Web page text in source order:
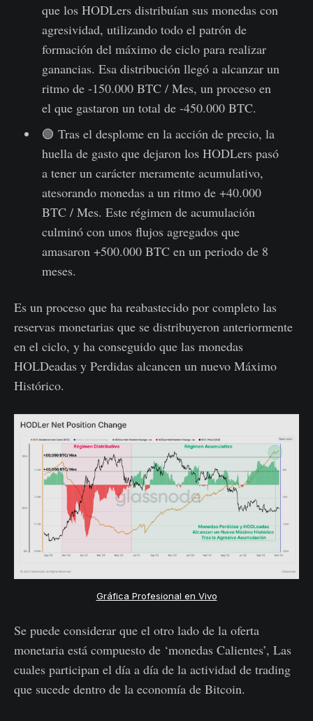
que los HODLers distribuían sus monedas con
agresividad, utilizando todo el patrón de
formación del máximo de ciclo para realizar
ganancias. Esa distribución llegó a alcanzar un
ritmo de -150.000 BTC / Mes, un proceso en
el que gastaron un total de -450.000 BTC.
🟢 Tras el desplome en la acción de precio, la
huella de gasto que dejaron los HODLers pasó
a tener un carácter meramente acumulativo,
atesorando monedas a un ritmo de +40.000
BTC / Mes. Este régimen de acumulación
culminó con unos flujos agregados que
amasaron +500.000 BTC en un periodo de 8
meses.
Es un proceso que ha reabastecido por completo las
reservas monetarias que se distribuyeron anteriormente
en el ciclo, y ha conseguido que las monedas
HOLDeadas y Perdidas alcancen un nuevo Máximo
Histórico.
Gráfica Profesional en Vivo
Se puede considerar que el otro lado de la oferta
monetaria está compuesto de ‘monedas Calientes’, Las
cuales participan el día a día de la actividad de trading
que sucede dentro de la economía de Bitcoin.